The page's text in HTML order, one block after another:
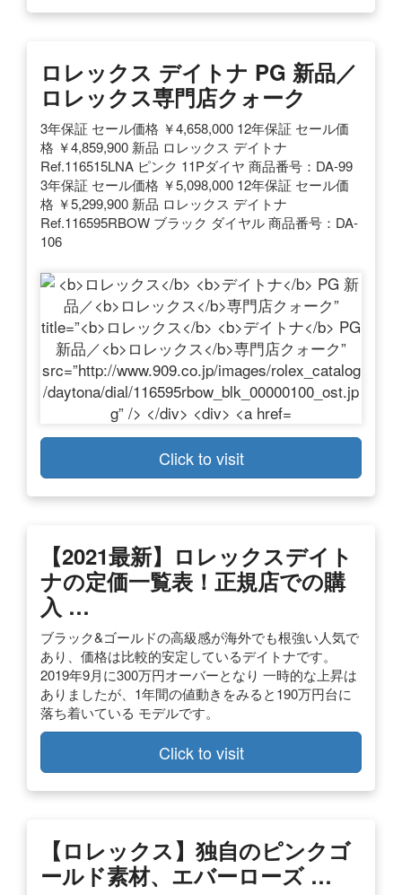
ロレックス デイトナ PG 新品／
ロレックス専門店クォーク
3年保証 セール価格 ￥4,658,000 12年保証 セール価
格 ￥4,859,900 新品 ロレックス デイトナ
Ref.116515LNA ピンク 11Pダイヤ 商品番号：DA-99
3年保証 セール価格 ￥5,098,000 12年保証 セール価
格 ￥5,299,900 新品 ロレックス デイトナ
Ref.116595RBOW ブラック ダイヤル 商品番号：DA-
106
Click to visit
【2021最新】ロレックスデイト
ナの定価一覧表！正規店での購
入 …
ブラック&ゴールドの高級感が海外でも根強い人気で
あり、価格は比較的安定しているデイトナです。
2019年9月に300万円オーバーとなり 一時的な上昇は
ありましたが、1年間の値動きをみると190万円台に
落ち着いている モデルです。
Click to visit
【ロレックス】独自のピンクゴ
ールド素材、エバーローズ …